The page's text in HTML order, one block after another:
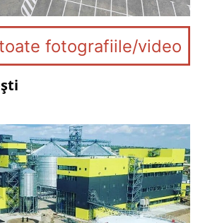
fotografiile/video